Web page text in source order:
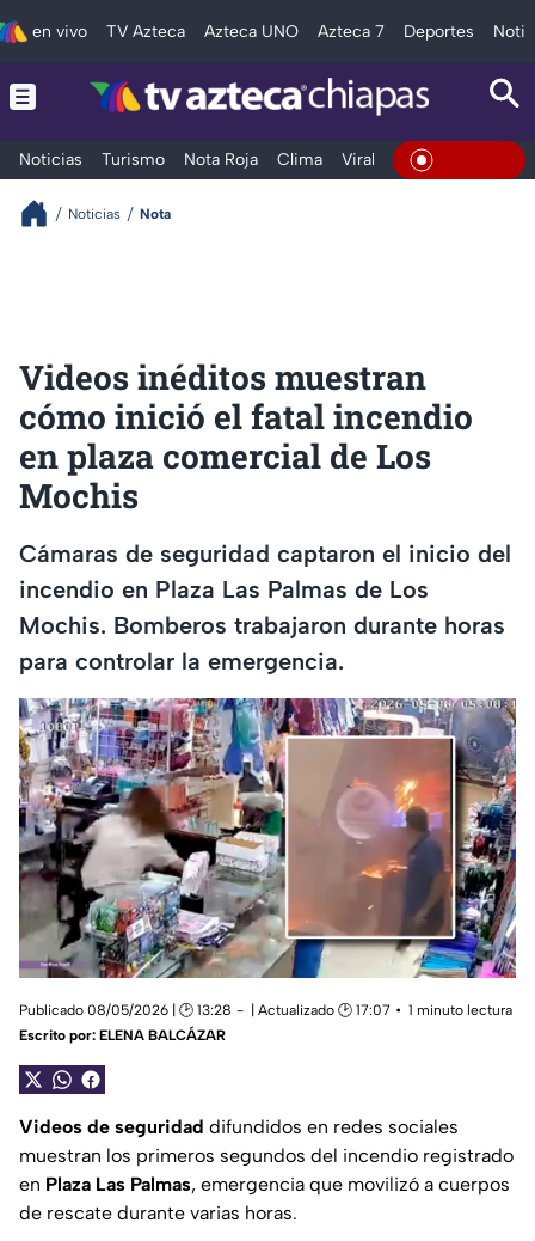
en vivo TV Azteca Azteca UNO Azteca 7 Deportes
Noticias Turismo Nota Roja Clima Viral y Tendencia En Vivo
Noticias Nota
Videos inéditos muestran
cómo inició el fatal incendio
en plaza comercial de Los
Mochis
Cámaras de seguridad captaron el inicio del
incendio en Plaza Las Palmas de Los
Mochis. Bomberos trabajaron durante horas
para controlar la emergencia.
Publicado 08/05/2026 | 🕑 13:28 | Actualizado 🕑 17:07
1 minuto lectura
Escrito por: ELENA BALCÁZAR
Videos de seguridad difundidos en redes sociales
muestran los primeros segundos del incendio registrado
en Plaza Las Palmas, emergencia que movilizó a cuerpos
de rescate durante varias horas.